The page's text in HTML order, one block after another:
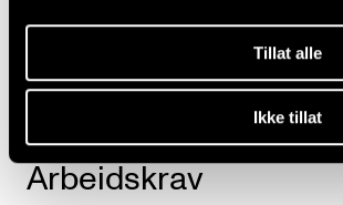
Tillat alle
Ikke tillat
”Organisering” under beskrivelsen
Arbeidskrav